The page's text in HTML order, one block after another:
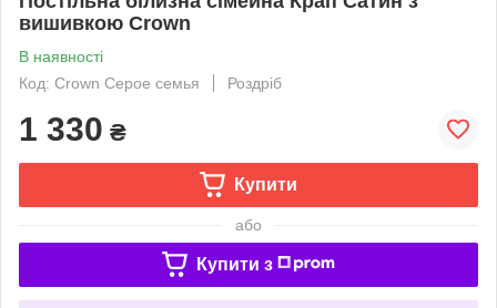
вишивкою Crown
В наявності
Код: Crown Серое семья
Роздріб
1 330 ₴
Купити
або
Купити з